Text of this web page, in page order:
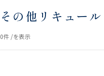
その他リキュール
0件 /を表示